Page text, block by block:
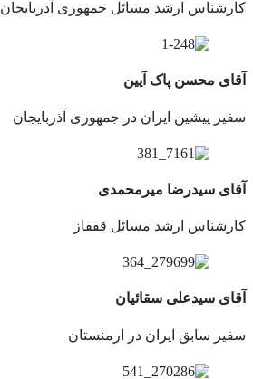
کارشناس ارشد مسائل جمهوری آذربایجان
آقای محسن پاک آیین
سفیر پیشین ایران در جمهوری آذربایجان
آقای سیدرضا میرمحمدی
کارشناس ارشد مسائل قفقاز
آقای سیدعلی سقائیان
سفیر سابق ایران در ارمنستان